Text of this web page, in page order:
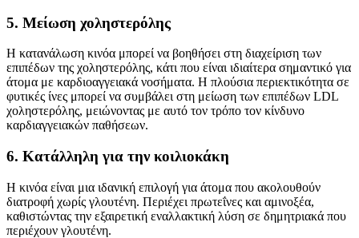
5. Μείωση χοληστερόλης
Η κατανάλωση κινόα μπορεί να βοηθήσει στη διαχείριση των
επιπέδων της χοληστερόλης, κάτι που είναι ιδιαίτερα σημαντικό για
άτομα με καρδιοαγγειακά νοσήματα. Η πλούσια περιεκτικότητα σε
φυτικές ίνες μπορεί να συμβάλει στη μείωση των επιπέδων LDL
χοληστερόλης, μειώνοντας με αυτό τον τρόπο τον κίνδυνο
καρδιαγγειακών παθήσεων.
6. Κατάλληλη για την κοιλιοκάκη
Η κινόα είναι μια ιδανική επιλογή για άτομα που ακολουθούν
διατροφή χωρίς γλουτένη. Περιέχει πρωτεΐνες και αμινοξέα,
καθιστώντας την εξαιρετική εναλλακτική λύση σε δημητριακά που
περιέχουν γλουτένη.